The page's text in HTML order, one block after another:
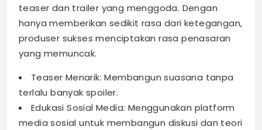
teaser dan trailer yang menggoda. Dengan
hanya memberikan sedikit rasa dari ketegangan,
produser sukses menciptakan rasa penasaran
yang memuncak.
Teaser Menarik: Membangun suasana tanpa
terlalu banyak spoiler.
Edukasi Sosial Media: Menggunakan platform
media sosial untuk membangun diskusi dan teori